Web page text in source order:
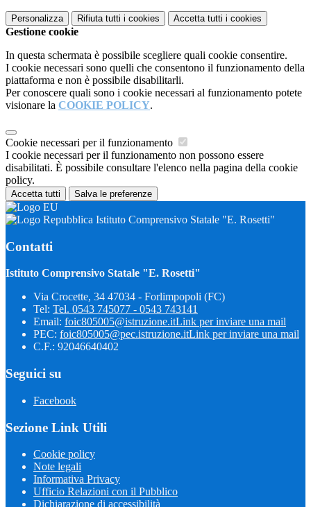
Personalizza Rifiuta tutti i cookies Accetta tutti i cookies
Gestione cookie
In questa schermata è possibile scegliere quali cookie consentire.
I cookie necessari sono quelli che consentono il funzionamento della
piattaforma e non è possibile disabilitarli.
Per conoscere quali sono i cookie necessari al funzionamento potete
visionare la COOKIE POLICY.
Cookie necessari per il funzionamento
I cookie necessari per il funzionamento non possono essere
disabilitati. È possibile consultare l'elenco nella pagina della cookie
policy.
Accetta tutti Salva le preferenze
Istituto Comprensivo Statale "E. Rosetti"
Contatti
Istituto Comprensivo Statale "E. Rosetti"
Via Crocette, 34 47034 - Forlimpopoli (FC)
Tel: Tel. 0543 745077 - 0543 743141
Email: foic805005@istruzione.itLink per inviare una mail
PEC: foic805005@pec.istruzione.itLink per inviare una mail
C.F.: 92046640402
Seguici su
Facebook
Sezione Link Utili
Cookie policy
Note legali
Informativa Privacy
Ufficio Relazioni con il Pubblico
Dichiarazione di accessibilità